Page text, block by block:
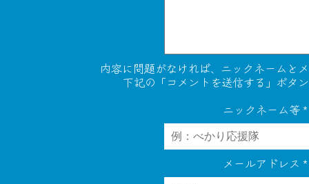
内容に問題がなければ、ニックネームと
下記の「コメントを送信する」ボタ
ニックネーム等*
メールアドレス *